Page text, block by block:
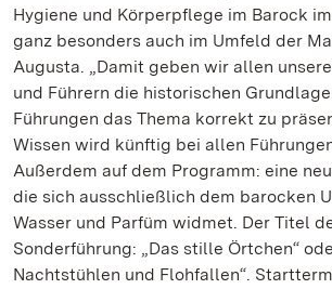
Hygiene und Körperpflege im Barock
ganz besonders auch im Umfeld der
Augusta. „Damit geben wir allen
und Führern die historischen
Führungen das Thema korrekt zu
Wissen wird künftig bei allen
Außerdem auf dem Programm: eine
die sich ausschließlich dem barocken
Wasser und Parfüm widmet. Der Titel
Sonderführung: „Das stille Örtchen“
Nachtstühlen und Flohfallen“.